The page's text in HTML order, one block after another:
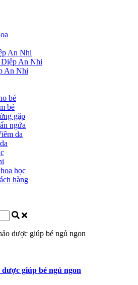
An Nhi
An Nhi
An Nhi
bé
bé
gặp
ngứa
da
học
hàng
dược giúp bé ngủ ngon
giúp bé ngủ ngon